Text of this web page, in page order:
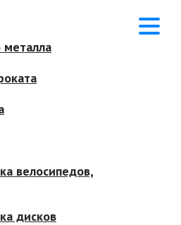
металла
велосипедов,
дисков